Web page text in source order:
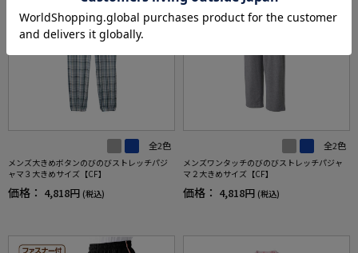
全2色
メンズ大きめボタンのびのびストレッチパジ
ャマ３大きめサイズ【CF】
価格： 4,818円 (税込)
全2色
メンズワンタッチのびのびストレッチパジャ
マ２大きめサイズ【CF】
価格： 4,818円 (税込)